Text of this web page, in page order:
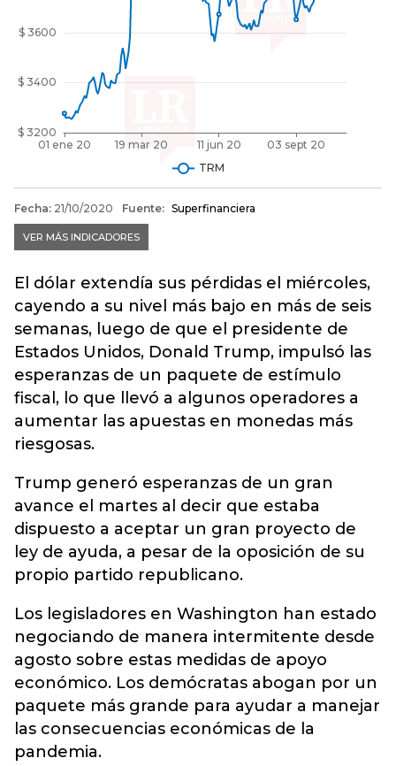
El dólar extendía sus pérdidas el miércoles,
cayendo a su nivel más bajo en más de seis
semanas, luego de que el presidente de
Estados Unidos, Donald Trump, impulsó las
esperanzas de un paquete de estímulo
fiscal, lo que llevó a algunos operadores a
aumentar las apuestas en monedas más
riesgosas.
Trump generó esperanzas de un gran
avance el martes al decir que estaba
dispuesto a aceptar un gran proyecto de
ley de ayuda, a pesar de la oposición de su
propio partido republicano.
Los legisladores en Washington han estado
negociando de manera intermitente desde
agosto sobre estas medidas de apoyo
económico. Los demócratas abogan por un
paquete más grande para ayudar a manejar
las consecuencias económicas de la
pandemia.